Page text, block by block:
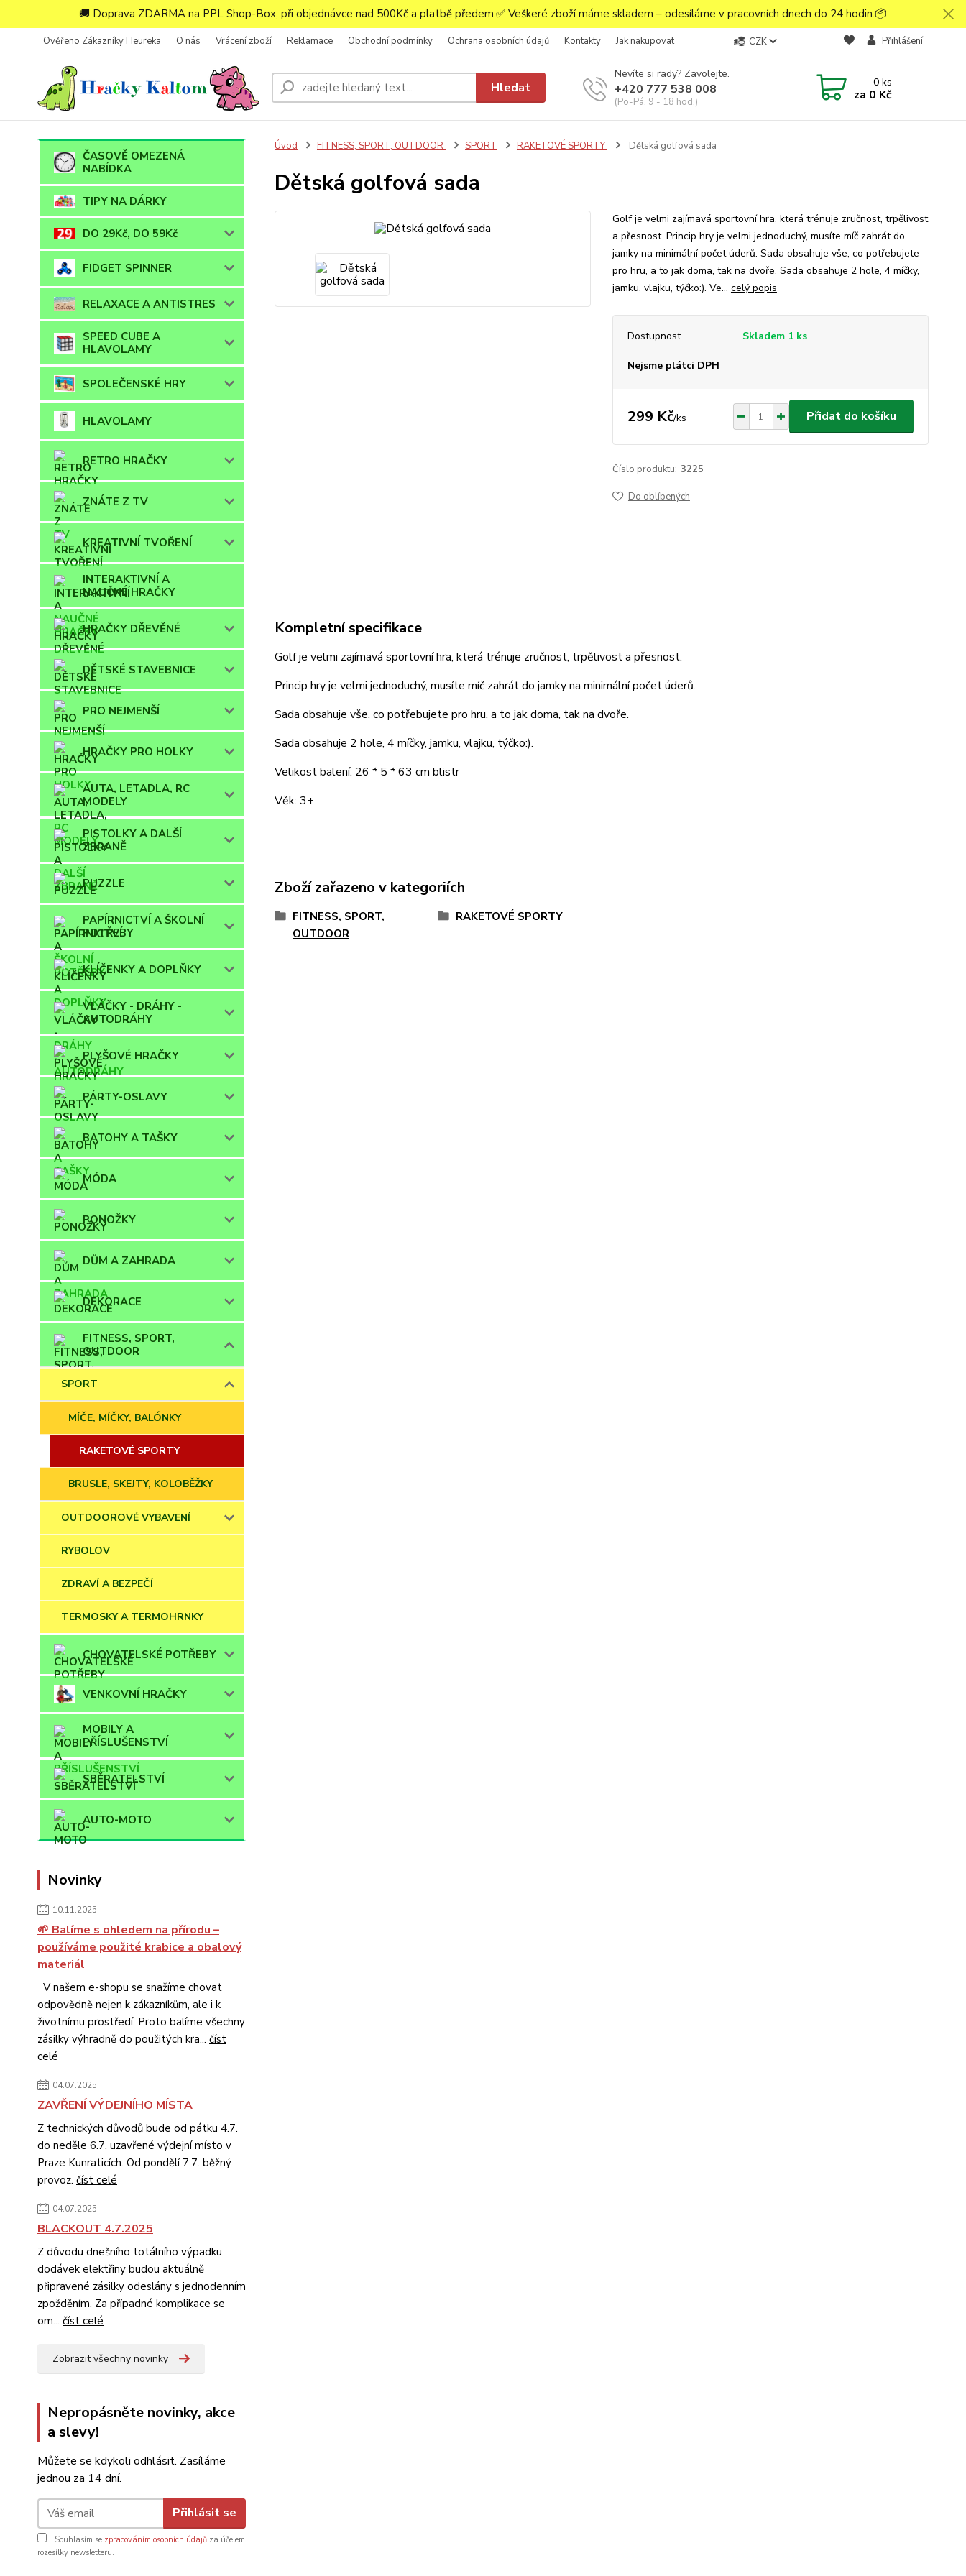
🚚 Doprava ZDARMA na PPL Shop-Box, při objednávce nad 500Kč a platbě předem.✅ Veškeré zboží máme skladem – odesíláme v pracovních dnech do 24 hodin.📦
Ověřeno Zákazníky Heureka O nás Vrácení zboží Reklamace Obchodní podmínky Ochrana osobních údajů Kontakty Jak nakupovat CZK Přihlášení
Hledat
Nevíte si rady? Zavolejte.
+420 777 538 008
(Po-Pá, 9 - 18 hod.)
0ks
za 0 Kč
ČASOVĚ OMEZENÁ
NABÍDKA
TIPY NA DÁRKY
DO 29Kč, DO 59Kč
FIDGET SPINNER
RELAXACE A ANTISTRES
SPEED CUBE A
HLAVOLAMY
SPOLEČENSKÉ HRY
HLAVOLAMY
RETRO HRAČKY
ZNÁTE Z TV
KREATIVNÍ TVOŘENÍ
INTERAKTIVNÍ A
NAUČNÉ HRAČKY
HRAČKY DŘEVĚNÉ
DĚTSKÉ STAVEBNICE
PRO NEJMENŠÍ
HRAČKY PRO HOLKY
AUTA, LETADLA, RC
MODELY
PISTOLKY A DALŠÍ
ZBRANĚ
PUZZLE
PAPÍRNICTVÍ A ŠKOLNÍ
POTŘEBY
KLÍČENKY A DOPLŇKY
VLÁČKY - DRÁHY -
AUTODRÁHY
PLYŠOVÉ HRAČKY
PÁRTY-OSLAVY
BATOHY A TAŠKY
MÓDA
PONOŽKY
DŮM A ZAHRADA
DEKORACE
FITNESS, SPORT,
OUTDOOR
SPORT
MÍČE, MÍČKY, BALÓNKY
RAKETOVÉ SPORTY
BRUSLE, SKEJTY, KOLOBĚŽKY
OUTDOOROVÉ VYBAVENÍ
RYBOLOV
ZDRAVÍ A BEZPEČÍ
TERMOSKY A TERMOHRNKY
CHOVATELSKÉ POTŘEBY
VENKOVNÍ HRAČKY
MOBILY A
PŘÍSLUŠENSTVÍ
SBĚRATELSTVÍ
AUTO-MOTO
Novinky
10.11.2025
🌱 Balíme s ohledem na přírodu –
používáme použité krabice a obalový
materiál
V našem e-shopu se snažíme chovat
odpovědně nejen k zákazníkům, ale i k
životnímu prostředí. Proto balíme všechny
zásilky výhradně do použitých kra... číst
celé
04.07.2025
ZAVŘENÍ VÝDEJNÍHO MÍSTA
Z technických důvodů bude od pátku 4.7.
do neděle 6.7. uzavřené výdejní místo v
Praze Kunraticích. Od pondělí 7.7. běžný
provoz. číst celé
04.07.2025
BLACKOUT 4.7.2025
Z důvodu dnešního totálního výpadku
dodávek elektřiny budou aktuálně
připravené zásilky odeslány s jednodenním
zpožděním. Za případné komplikace se
om... číst celé
Zobrazit všechny novinky
Nepropásněte novinky, akce
a slevy!
Můžete se kdykoli odhlásit. Zasíláme
jednou za 14 dní.
Přihlásit se
Souhlasím se zpracováním osobních údajů za účelem
rozesílky newsletteru.
Úvod FITNESS, SPORT, OUTDOOR SPORT RAKETOVÉ SPORTY Dětská golfová sada
Dětská golfová sada
Golf je velmi zajímavá sportovní hra, která trénuje zručnost, trpělivost
a přesnost. Princip hry je velmi jednoduchý, musíte míč zahrát do
jamky na minimální počet úderů. Sada obsahuje vše, co potřebujete
pro hru, a to jak doma, tak na dvoře. Sada obsahuje 2 hole, 4 míčky,
jamku, vlajku, týčko:). Ve... celý popis
Dostupnost Skladem 1 ks
Nejsme plátci DPH
299 Kč/ks Přidat do košíku
Číslo produktu: 3225
Do oblíbených
Kompletní specifikace
Golf je velmi zajímavá sportovní hra, která trénuje zručnost, trpělivost a přesnost.
Princip hry je velmi jednoduchý, musíte míč zahrát do jamky na minimální počet úderů.
Sada obsahuje vše, co potřebujete pro hru, a to jak doma, tak na dvoře.
Sada obsahuje 2 hole, 4 míčky, jamku, vlajku, týčko:).
Velikost balení: 26 * 5 * 63 cm blistr
Věk: 3+
Zboží zařazeno v kategoriích
FITNESS, SPORT,
OUTDOOR
RAKETOVÉ SPORTY